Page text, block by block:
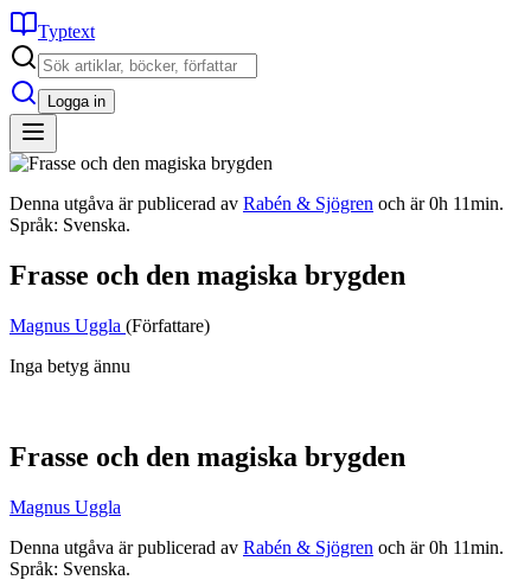
Typtext
Logga in
Denna utgåva är publicerad av Rabén & Sjögren och är 0h 11min.
Språk: Svenska.
Frasse och den magiska brygden
Magnus Uggla (Författare)
Inga betyg ännu
Frasse och den magiska brygden
Magnus Uggla
Denna utgåva är publicerad av Rabén & Sjögren och är 0h 11min.
Språk: Svenska.